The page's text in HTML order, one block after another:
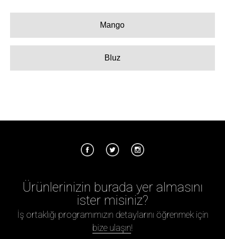
Mango
Bluz
Ürünlerinizin burada yer almasını
ister misiniz?
İş ortaklığı programımızın detaylarını öğrenmek için
bize ulaşın!